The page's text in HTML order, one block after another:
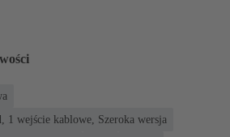
1 wejście kablowe, Szeroka wersja